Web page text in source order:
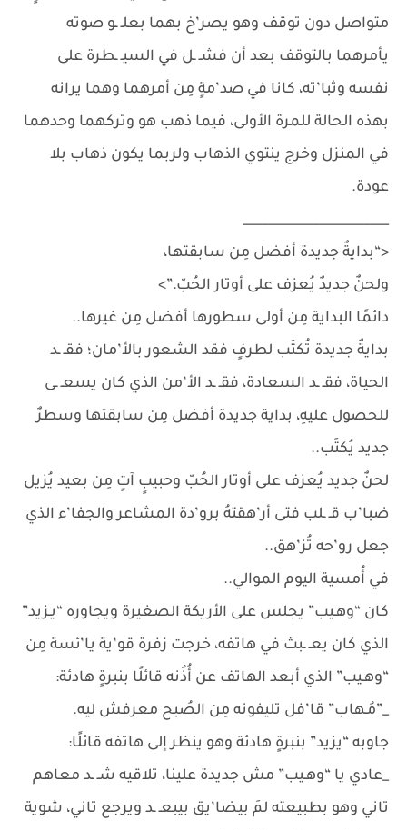
متواصل دون توقف وهو يصر’خ بهما بعلـ ـو صوته
يأمرهما بالتوقف بعد أن فشـ ـل في السيـ ـطرة على
نفسه وثبا’ته، كانا في صد’مةٍ مِن أمرهما وهما يرانه
بهذه الحالة للمرة الأولى، فيما ذهب هو وتركهما وحدهما
في المنزل وخرج ينتوي الذهاب ولربما يكون ذهاب بلا
عودة.
_______________________
<“بدايةٌ جديدة أفضل مِن سابقتها،
ولحنٌ جديدٌ يُعزف على أوتار الحُبّ.”>
دائمًا البداية مِن أولى سطورها أفضل مِن غيرها..
بدايةٌ جديدة تُكتَب لطرفٍ فقد الشعور بالأ’مان؛ فقـ ـد
الحياة، فقـ ـد السعادة، فقـ ـد الأ’من الذي كان يسعـ ـى
للحصول عليهِ، بداية جديدة أفضل مِن سابقتها وسطرٌ
جديد يُكتَب..
لحنٌ جديد يُعزف على أوتار الحُبّ وحبيبٍ آتٍ مِن بعيد يُزيل
ضبا’ب قـ ـلب فتى أر’هقتهُ برو’دة المشاعر والجفا’ء الذي
جعل رو’حه تُز’هق..
في أُمسية اليوم الموالي..
كان “وهـيب” يجلس على الأريكة الصغيرة ويجاوره “يـزيد”
الذي كان يعـ ـبث في هاتفه، خرجت زفرة قو’ية يا’ئسة مِن
“وهـيب” الذي أبعد الهاتف عن أُذُنه قائلًا بنبرةٍ هادئة:
_”مُـهاب” قا’فل تليفونه مِن الصُبح معرفش ليه.
جاوبه “يزيد” بنبرةٍ هادئة وهو ينظر إلى هاتفه قائلًا:
_عادي يا “وهـيب” مش جديدة علينا، تلاقيه شـ ـد معاهم
تاني وهو بطبيعته لمَ بيضا’يق بيبعـ ـد ويرجع تاني، شوية